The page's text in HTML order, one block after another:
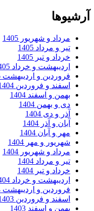
آرشیوها
مرداد و شهریور 1405
تیر و مرداد 1405
خرداد و تیر 1405
اردیبهشت و خرداد 1405
فروردین و اردیبهشت 1405
اسفند و فروردین 1404
بهمن و اسفند 1404
دی و بهمن 1404
آذر و دی 1404
آبان و آذر 1404
مهر و آبان 1404
شهریور و مهر 1404
مرداد و شهریور 1404
تیر و مرداد 1404
خرداد و تیر 1404
اردیبهشت و خرداد 1404
فروردین و اردیبهشت 1404
اسفند و فروردین 1403
بهمن و اسفند 1403